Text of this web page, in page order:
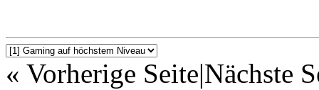
« Vorherige Seite|Nächste